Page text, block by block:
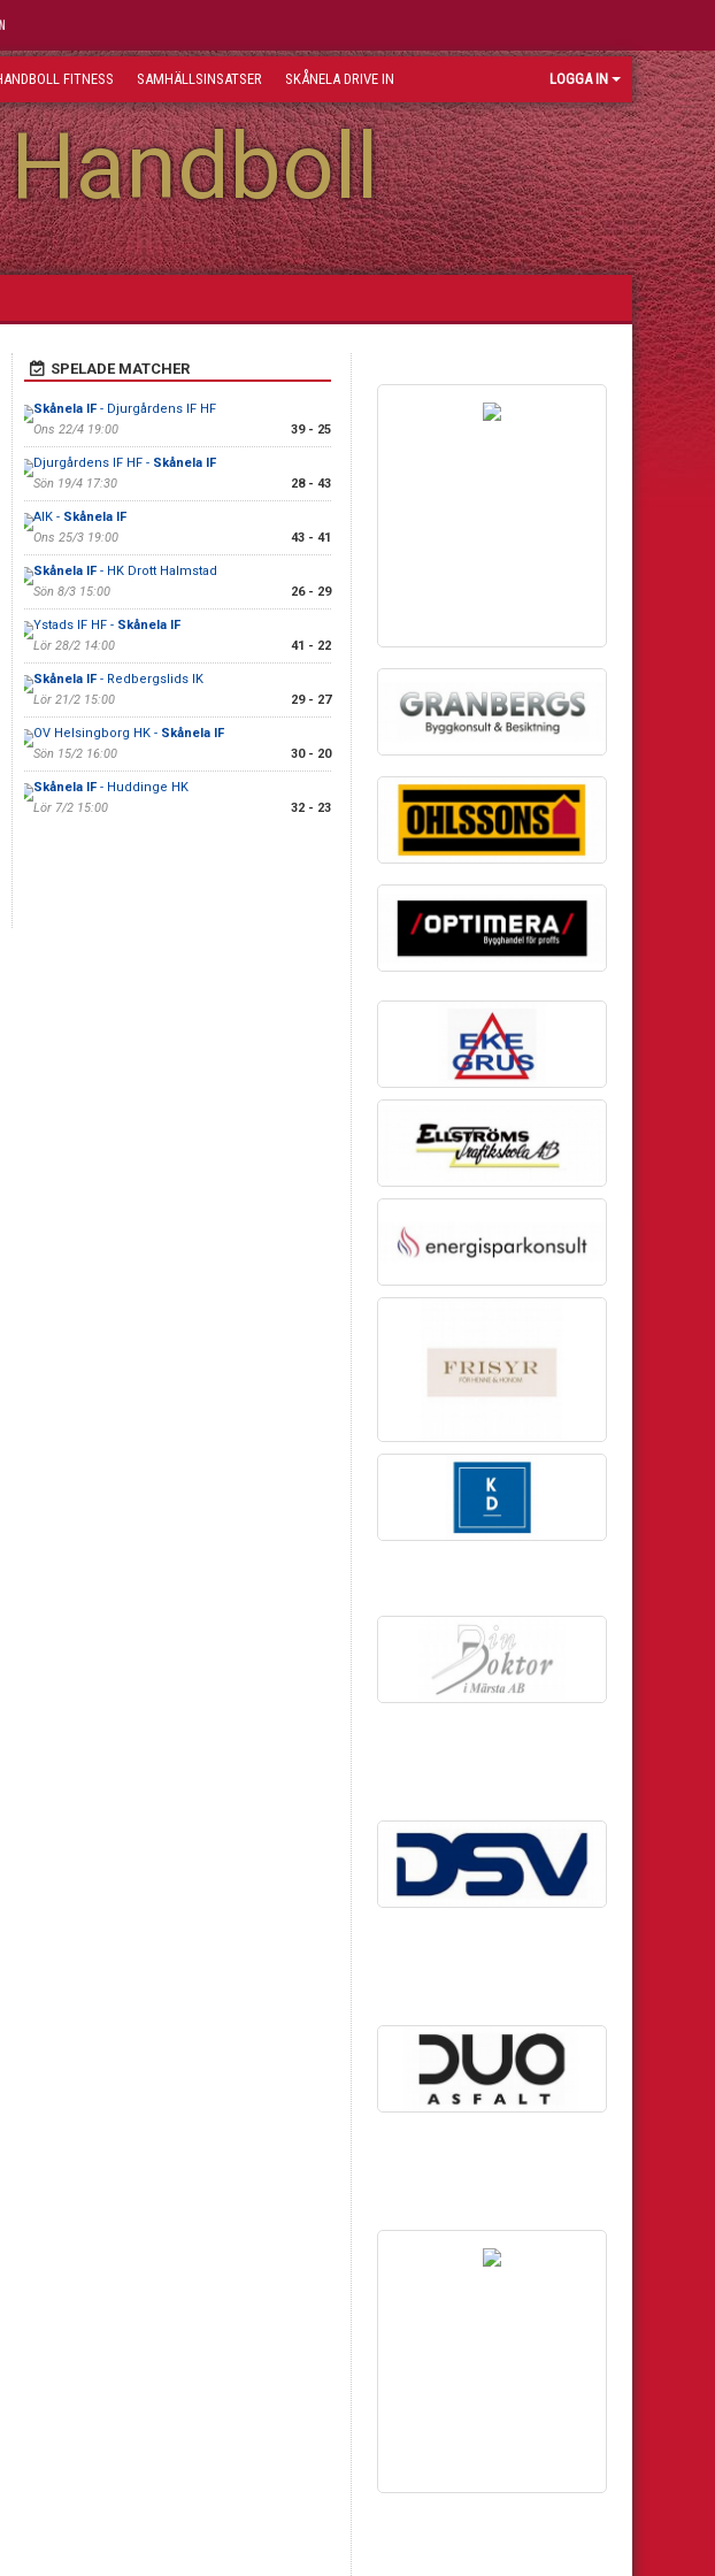
FITNESS SAMHÄLLSINSATSER SKÅNELA DRIVE IN LOGGA IN
SPELADE MATCHER
Skånela IF- Djurgårdens IF HF
Ons 22/4 19:00
39 - 25
Djurgårdens IF HF - Skånela IF
Sön 19/4 17:30
28 - 43
AIK - Skånela IF
Ons 25/3 19:00
43 - 41
Skånela IF- HK Drott Halmstad
Sön 8/3 15:00
26 - 29
Ystads IF HF - Skånela IF
Lör 28/2 14:00
41 - 22
Skånela IF- Redbergslids IK
Lör 21/2 15:00
29 - 27
OV Helsingborg HK - Skånela IF
Sön 15/2 16:00
30 - 20
Skånela IF- Huddinge HK
Lör 7/2 15:00
32 - 23